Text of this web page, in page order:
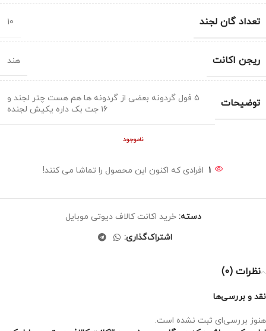
تعداد گان لجند 10
ریجن اکانت هند
توضیحات
۵ فول گردونه بعضی از گردونه ها هم هست چتر لجند و
۱۶ جت بک داره یکیش لجنده
ناموجود
1 افرادی که اکنون این محصول را تماشا می کنند!
دسته: خرید اکانت کالاف دیوتی موبایل
اشتراک‌گذاری:
نظرات (0)
نقد و بررسی‌ها
هنوز بررسی‌ای ثبت نشده است.